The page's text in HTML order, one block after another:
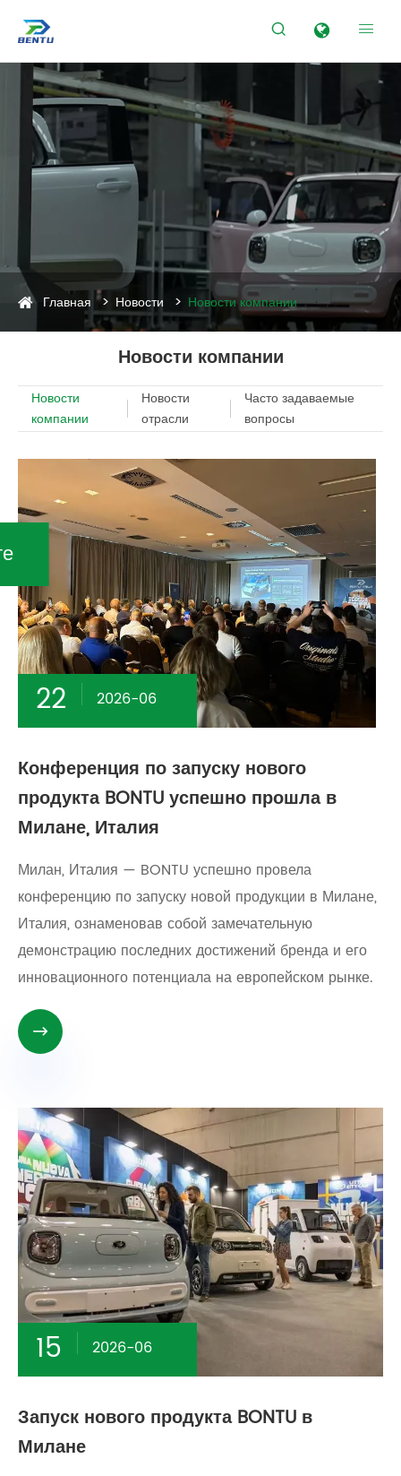
 
Главная Новости Новости компании
Новости компании
Новости
компании
Новости
отрасли
Часто задаваемые
вопросы
22 2026-06
Конференция по запуску нового
продукта BONTU успешно прошла в
Милане, Италия
Милан, Италия — BONTU успешно провела
конференцию по запуску новой продукции в Милане,
Италия, ознаменовав собой замечательную
демонстрацию последних достижений бренда и его
инновационного потенциала на европейском рынке.

15 2026-06
Запуск нового продукта BONTU в
Милане